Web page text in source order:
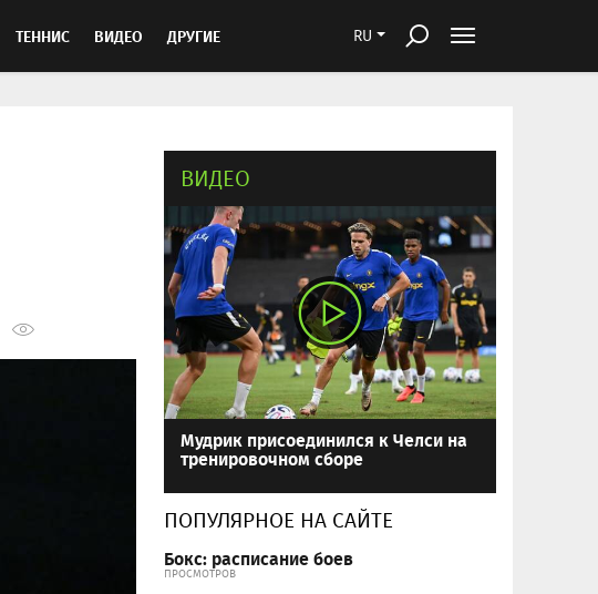
RU
ТЕННИС ВИДЕО ДРУГИЕ
ВИДЕО
Мудрик присоединился к Челси на
тренировочном сборе
ПОПУЛЯРНОЕ НА САЙТЕ
Бокс: расписание боев
ПРОСМОТРОВ